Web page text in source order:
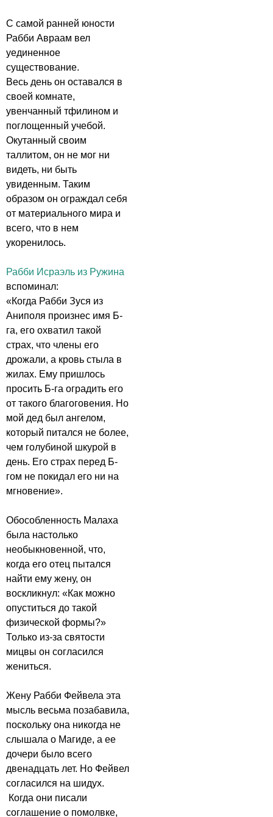
С самой ранней юности
Рабби Авраам вел
уединенное
существование.
Весь день он оставался в
своей комнате,
увенчанный тфилином и
поглощенный учебой.
Окутанный своим
таллитом, он не мог ни
видеть, ни быть
увиденным. Таким
образом он ограждал себя
от материального мира и
всего, что в нем
укоренилось.
Рабби Исраэль из Ружина
вспоминал:
«Когда Рабби Зуся из
Аниполя произнес имя Б-
га, его охватил такой
страх, что члены его
дрожали, а кровь стыла в
жилах. Ему пришлось
просить Б-га оградить его
от такого благоговения. Но
мой дед был ангелом,
который питался не более,
чем голубиной шкурой в
день. Его страх перед Б-
гом не покидал его ни на
мгновение».
Обособленность Малаха
была настолько
необыкновенной, что,
когда его отец пытался
найти ему жену, он
воскликнул: «Как можно
опуститься до такой
физической формы?»
Только из-за святости
мицвы он согласился
жениться.
Жену Рабби Фейвела эта
мысль весьма позабавила,
поскольку она никогда не
слышала о Магиде, а ее
дочери было всего
двенадцать лет. Но Фейвел
согласился на шидух.
Когда они писали
соглашение о помолвке,